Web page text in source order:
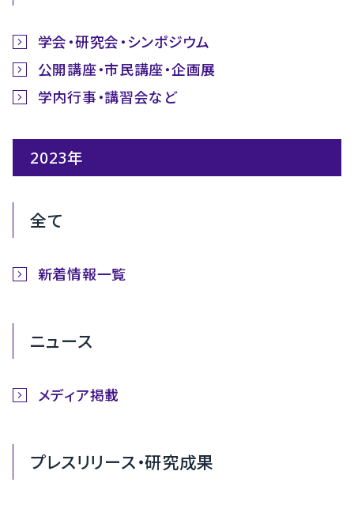
学会・研究会・シンポジウム
公開講座・市民講座・企画展
学内行事・講習会など
2023年
全て
新着情報一覧
ニュース
メディア掲載
プレスリリース・研究成果